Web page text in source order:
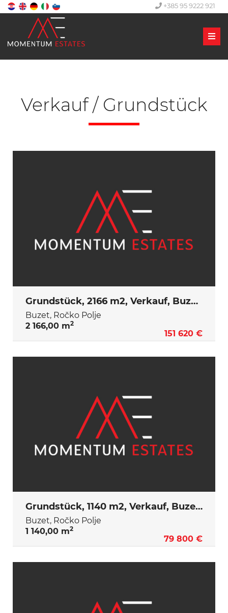
+385 95 9222 921
Verkauf / Grundstück
Grundstück, 2166 m2, Verkauf, Buzet - Ročko Polje
Buzet, Ročko Polje
2 166,00 m2
151 620 €
Grundstück, 1140 m2, Verkauf, Buzet - Ročko Polje
Buzet, Ročko Polje
1 140,00 m2
79 800 €